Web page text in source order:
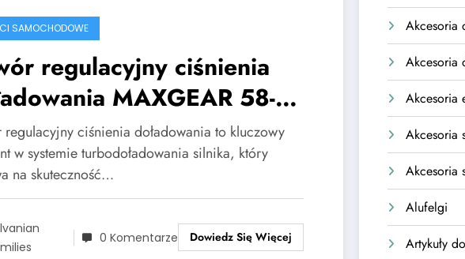
SAMOCHODOWE
regulacyjny ciśnienia
MAXGEAR 58-
regulacyjny ciśnienia doładowania to kluczowy
w systemie turbodoładowania silnika, który
na skuteczność…
0 Komentarze Dowiedz Się Więcej
Akcesoria
Akcesoria
Akcesoria
Akcesoria
Akcesoria
Alufelgi
Artykuły